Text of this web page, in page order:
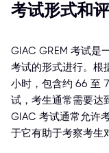
考试形式和
GIAC GREM 考试是
考试的形式进行。根
小时，包含约 66 至
试，考生通常需要达
GIAC 考试通常允许
于它有助于考察考生